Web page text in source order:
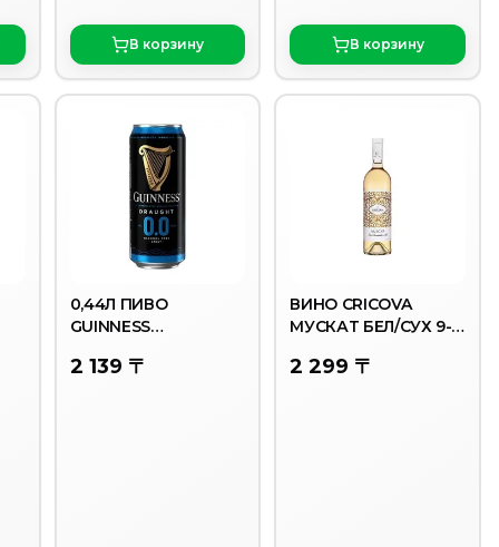
В корзину В корзину
0,44Л ПИВО
GUINNESS
2 139 〒
ВИНО CRICOVA
МУСКАТ БЕЛ/СУХ 9-
2 299 〒